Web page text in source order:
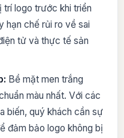
trí logo trước khi triển
hạn chế rủi ro về sai
tử và thực tế sản
Bề mặt men trắng
màu nhất. Với các
biến, quý khách cần sự
đảm bảo logo không bị